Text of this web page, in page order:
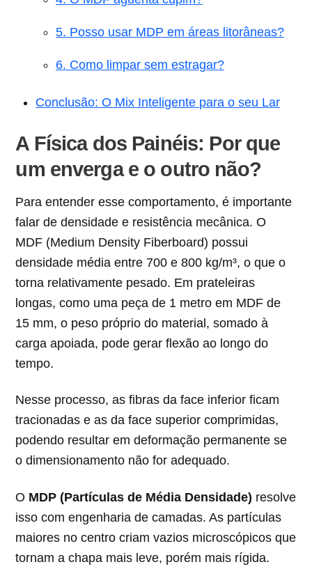
5. Posso usar MDP em áreas litorâneas?
6. Como limpar sem estragar?
Conclusão: O Mix Inteligente para o seu Lar
A Física dos Painéis: Por que
um enverga e o outro não?
Para entender esse comportamento, é importante
falar de densidade e resistência mecânica. O
MDF (Medium Density Fiberboard) possui
densidade média entre 700 e 800 kg/m³, o que o
torna relativamente pesado. Em prateleiras
longas, como uma peça de 1 metro em MDF de
15 mm, o peso próprio do material, somado à
carga apoiada, pode gerar flexão ao longo do
tempo.
Nesse processo, as fibras da face inferior ficam
tracionadas e as da face superior comprimidas,
podendo resultar em deformação permanente se
o dimensionamento não for adequado.
O MDP (Partículas de Média Densidade) resolve
isso com engenharia de camadas. As partículas
maiores no centro criam vazios microscópicos que
tornam a chapa mais leve, porém mais rígida.